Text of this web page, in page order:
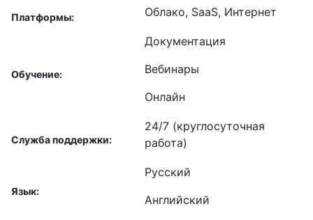
Платформы: Облако, SaaS, Интернет
Обучение:
Документация
Вебинары
Онлайн
Службa поддержки:
24/7 (круглосуточная
работа)
Язык:
Русский
Английский